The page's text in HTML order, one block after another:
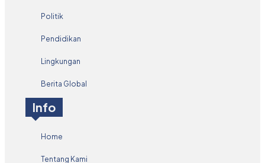
Politik
Pendidikan
Lingkungan
Berita Global
Info
Home
Tentang Kami